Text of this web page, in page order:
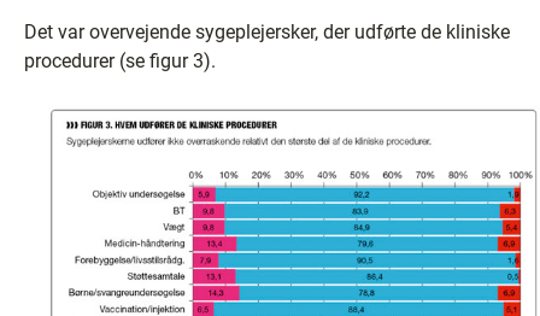
Det var overvejende sygeplejersker, der udførte de kliniske
procedurer (se figur 3).